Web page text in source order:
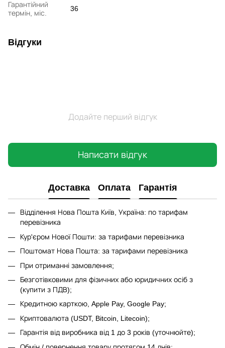
Гарантійний
термін, міс.
36
Відгуки
Додайте перший відгук
Написати відгук
Доставка Оплата Гарантія
Відділення Нова Пошта Київ, Україна: по тарифам
перевізника
Кур'єром Нової Пошти: за тарифами перевізника
Поштомат Нова Пошта: за тарифами перевізника
При отриманні замовлення;
Безготівковими для фізичних або юридичних осіб з
(купити з ПДВ);
Кредитною карткою, Apple Pay, Google Pay;
Криптовалюта (USDT, Bitcoin, Litecoin);
Гарантія від виробника від 1 до 3 років (уточнюйте);